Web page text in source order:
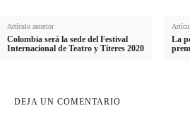
Artículo anterior
Colombia será la sede del Festival
Internacional de Teatro y Títeres 2020
La
DEJA UN COMENTARIO